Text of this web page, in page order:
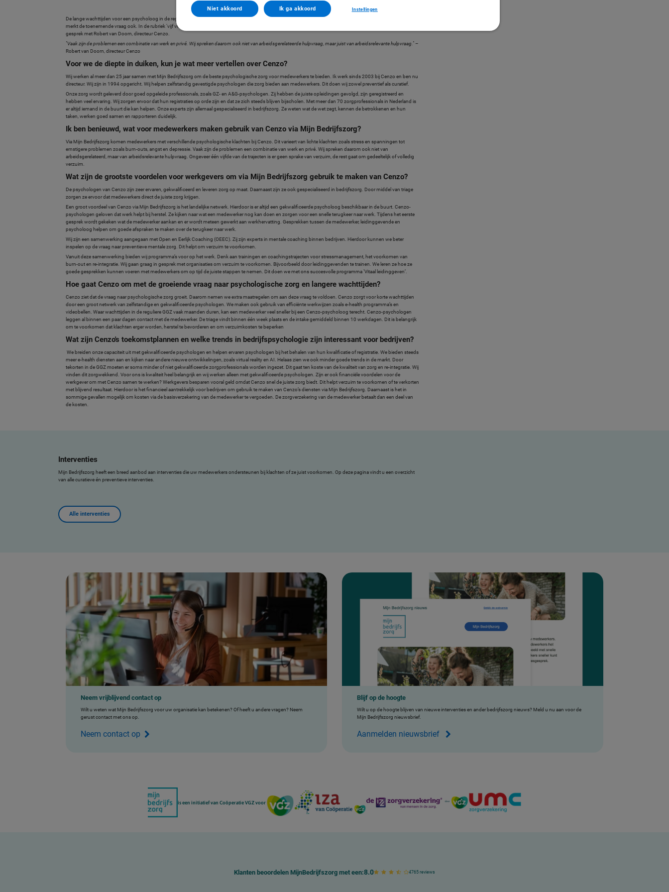
De lange wachttijden voor een psycholoog in de reguliere zorg, hebben ertoe geleid dat medewerkers steeds vaker bij hun werkgever aankloppen voor hulp. Cenzo
merkt de toenemende vraag ook. In de rubriek ‘vijf vragen aan’ gaan we in gesprek met één van de leveranciers van Mijnbedrijfszorg. In deze editie gaan we in
gesprek met Robert van Doorn, directeur Cenzo.
''Vaak zijn de problemen een combinatie van werk en privé. Wij spreken daarom ook niet van arbeidsgerelateerde hulpvraag, maar juist van arbeidsrelevante hulpvraag.'' –
Robert van Doorn, directeur Cenzo
Voor we de diepte in duiken, kun je wat meer vertellen over Cenzo?
Wij werken al meer dan 25 jaar samen met Mijn Bedrijfszorg om de beste psychologische zorg voor medewerkers te bieden. Ik werk sinds 2003 bij Cenzo en ben nu
directeur. Wij zijn in 1994 opgericht. Wij helpen zelfstandig gevestigde psychologen die zorg bieden aan medewerkers. Dit doen wij zowel preventief als curatief.
Onze zorg wordt geleverd door goed opgeleide professionals, zoals GZ- en A&G-psychologen. Zij hebben de juiste opleidingen gevolgd, zijn geregistreerd en
hebben veel ervaring. Wij zorgen ervoor dat hun registraties op orde zijn en dat ze zich steeds blijven bijscholen. Met meer dan 70 zorgprofessionals in Nederland is
er altijd iemand in de buurt die kan helpen. Onze experts zijn allemaal gespecialiseerd in bedrijfszorg. Ze weten wat de wet zegt, kennen de betrokkenen en hun
taken, werken goed samen en rapporteren duidelijk.
Ik ben benieuwd, wat voor medewerkers maken gebruik van Cenzo via Mijn Bedrijfszorg?
Via Mijn Bedrijfszorg komen medewerkers met verschillende psychologische klachten bij Cenzo. Dit varieert van lichte klachten zoals stress en spanningen tot
ernstigere problemen zoals burn-outs, angst en depressie. Vaak zijn de problemen een combinatie van werk en privé. Wij spreken daarom ook niet van
arbeidsgerelateerd, maar van arbeidsrelevante hulpvraag. Ongeveer één vijfde van de trajecten is er geen sprake van verzuim, de rest gaat om gedeeltelijk of volledig
verzuim.
Wat zijn de grootste voordelen voor werkgevers om via Mijn Bedrijfszorg gebruik te maken van Cenzo?
De psychologen van Cenzo zijn zeer ervaren, gekwalificeerd en leveren zorg op maat. Daarnaast zijn ze ook gespecialiseerd in bedrijfszorg. Door middel van triage
zorgen ze ervoor dat medewerkers direct de juiste zorg krijgen.
Een groot voordeel van Cenzo via Mijn Bedrijfszorg is het landelijke netwerk. Hierdoor is er altijd een gekwalificeerde psycholoog beschikbaar in de buurt. Cenzo-
psychologen geloven dat werk helpt bij herstel. Ze kijken naar wat een medewerker nog kan doen en zorgen voor een snelle terugkeer naar werk. Tijdens het eerste
gesprek wordt gekeken wat de medewerker aankan en er wordt meteen gewerkt aan werkhervatting. Gesprekken tussen de medewerker, leidinggevende en
psycholoog helpen om goede afspraken te maken over de terugkeer naar werk.
Wij zijn een samenwerking aangegaan met Open en Eerlijk Coaching (OEEC). Zij zijn experts in mentale coaching binnen bedrijven. Hierdoor kunnen we beter
inspelen op de vraag naar preventieve mentale zorg. Dit helpt om verzuim te voorkomen.
Vanuit deze samenwerking bieden wij programma’s voor op het werk. Denk aan trainingen en coachingstrajecten voor stressmanagement, het voorkomen van
burn-out en re-integratie. Wij gaan graag in gesprek met organisaties om verzuim te voorkomen. Bijvoorbeeld door leidinggevenden te trainen. We leren ze hoe ze
goede gesprekken kunnen voeren met medewerkers om op tijd de juiste stappen te nemen. Dit doen we met ons succesvolle programma ‘Vitaal leidinggeven’.
Hoe gaat Cenzo om met de groeiende vraag naar psychologische zorg en langere wachttijden?
Cenzo ziet dat de vraag naar psychologische zorg groeit. Daarom nemen we extra maatregelen om aan deze vraag te voldoen. Cenzo zorgt voor korte wachttijden
door een groot netwerk van zelfstandige en gekwalificeerde psychologen. We maken ook gebruik van efficiënte werkwijzen zoals e-health programma’s en
videobellen. Waar wachttijden in de reguliere GGZ vaak maanden duren, kan een medewerker veel sneller bij een Cenzo-psycholoog terecht. Cenzo-psychologen
leggen al binnen een paar dagen contact met de medewerker. De triage vindt binnen één week plaats en de intake gemiddeld binnen 10 werkdagen. Dit is belangrijk
om te voorkomen dat klachten erger worden, herstel te bevorderen en om verzuimkosten te beperken
Wat zijn Cenzo's toekomstplannen en welke trends in bedrijfspsychologie zijn interessant voor bedrijven?
We breiden onze capaciteit uit met gekwalificeerde psychologen en helpen ervaren psychologen bij het behalen van hun kwalificatie of registratie. We bieden steeds
meer e-health diensten aan en kijken naar andere nieuwe ontwikkelingen, zoals virtual reality en AI. Helaas zien we ook minder goede trends in de markt. Door
tekorten in de GGZ moeten er soms minder of niet gekwalificeerde zorgprofessionals worden ingezet. Dit gaat ten koste van de kwaliteit van zorg en re-integratie. Wij
vinden dit zorgwekkend. Voor ons is kwaliteit heel belangrijk en wij werken alleen met gekwalificeerde psychologen. Zijn er ook financiële voordelen voor de
werkgever om met Cenzo samen te werken? Werkgevers besparen vooral geld omdat Cenzo snel de juiste zorg biedt. Dit helpt verzuim te voorkomen of te verkorten
met blijvend resultaat. Hierdoor is het financieel aantrekkelijk voor bedrijven om gebruik te maken van Cenzo’s diensten via Mijn Bedrijfszorg. Daarnaast is het in
sommige gevallen mogelijk om kosten via de basisverzekering van de medewerker te vergoeden. De zorgverzekering van de medewerker betaalt dan een deel van
de kosten.
Interventies
Mijn Bedrijfszorg heeft een breed aanbod aan interventies die uw medewerkers ondersteunen bij klachten of ze juist voorkomen. Op deze pagina vindt u een overzicht
van alle curatieve én preventieve interventies.
Alle interventies
Neem vrijblijvend contact op
Wilt u weten wat Mijn Bedrijfszorg voor uw organisatie kan betekenen? Of heeft u andere vragen? Neem
gerust contact met ons op.
Neem contact op
Blijf op de hoogte
Wilt u op de hoogte blijven van nieuwe interventies en ander bedrijfszorg nieuws? Meld u nu aan voor de
Mijn Bedrijfszorg nieuwsbrief.
Aanmelden nieuwsbrief
is een initiatief van Coöperatie VGZ voor
Klanten beoordelen MijnBedrijfszorg met een:8.0 4765 reviews
Instellingen
Niet akkoord Ik ga akkoord